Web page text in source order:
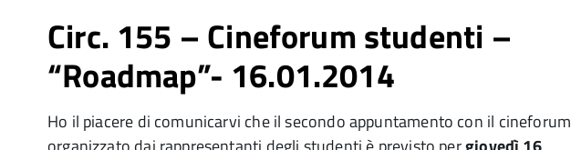
Circ. 155 – Cineforum studenti –
“Roadmap”- 16.01.2014
Ho il piacere di comunicarvi che il secondo appuntamento con il cineforum